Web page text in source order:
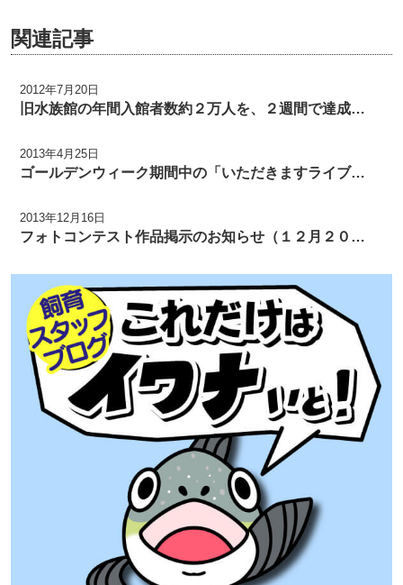
関連記事
2012年7月20日
旧水族館の年間入館者数約２万人を、２週間で達成…
2013年4月25日
ゴールデンウィーク期間中の「いただきますライブ…
2013年12月16日
フォトコンテスト作品掲示のお知らせ（１２月２０…